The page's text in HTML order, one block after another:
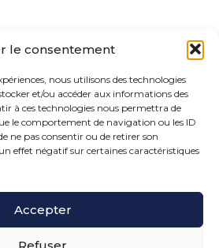
le consentement
nous utilisons des technologies
et/ou accéder aux informations des
à ces technologies nous permettra de
le comportement de navigation ou les ID
ne pas consentir ou de retirer son
effet négatif sur certaines caractéristiques
Accepter
Refuser
récents
à afficher.
Rencontre – 77860 Quincy